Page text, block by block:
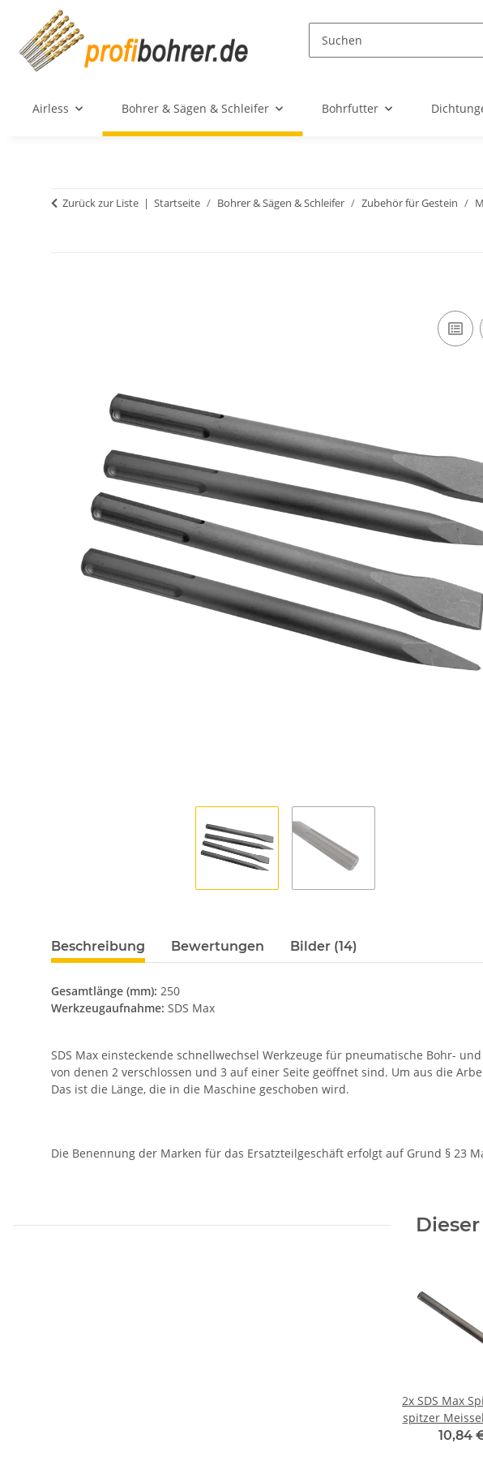
Airless Bohrer & Sägen & Schleifer Bohrfutter
Zurück zur Liste Startseite Bohrer & Sägen & Schleifer Zubehör für Gestein
Beschreibung Bewertungen Bilder (14)
Gesamtlänge (mm): 250
Werkzeugaufnahme: SDS Max
SDS Max einsteckende schnellwechsel Werkzeuge für pneumatische Bohr-
von denen 2 verschlossen und 3 auf einer Seite geöffnet sind. Um aus die
Das ist die Länge, die in die Maschine geschoben wird.
Die Benennung der Marken für das Ersatzteilgeschäft erfolgt auf Grund § 23
2x SDS Max
spitzer
für
10,84